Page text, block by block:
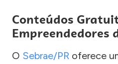
Conteúdos
Empreendedores
O Sebrae/PR oferece